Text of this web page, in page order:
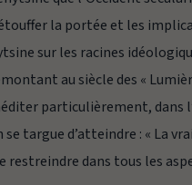
la portée et les
sur les racines
au siècle des «
particulièrement, dans
targue d’atteindre : « La
restreindre dans tous les